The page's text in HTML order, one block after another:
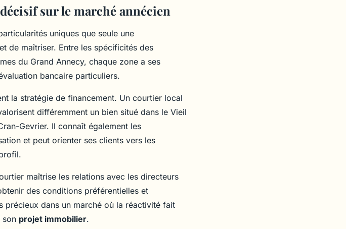
sur le marché annécien
uniques que seule une
de maîtriser. Entre les spécificités des
du Grand Annecy, chaque zone a ses
bancaire particuliers.
la stratégie de financement. Un courtier local
différemment un bien situé dans le Vieil
Gevrier. Il connaît également les
et peut orienter ses clients vers les
maîtrise les relations avec les directeurs
des conditions préférentielles et
dans un marché où la réactivité fait
son projet immobilier.